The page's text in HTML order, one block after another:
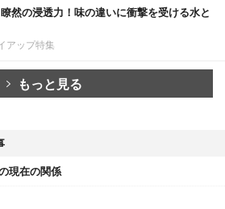
然の浸透力！味の違いに衝撃を受ける水と
アップ特集
もっと見る
現在の関係